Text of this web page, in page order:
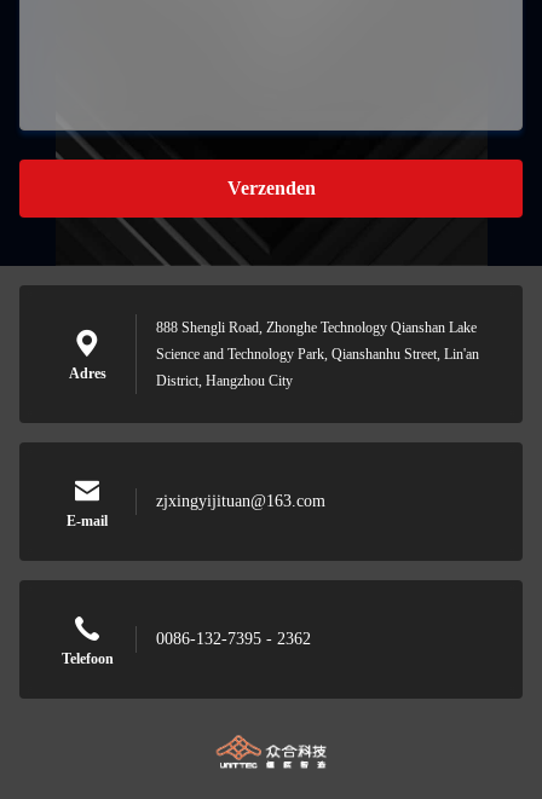
Verzenden
Adres
888 Shengli Road, Zhonghe Technology Qianshan Lake
Science and Technology Park, Qianshanhu Street, Lin'an
District, Hangzhou City
E-mail
zjxingyijituan@163.com
Telefoon
0086-132-7395 - 2362